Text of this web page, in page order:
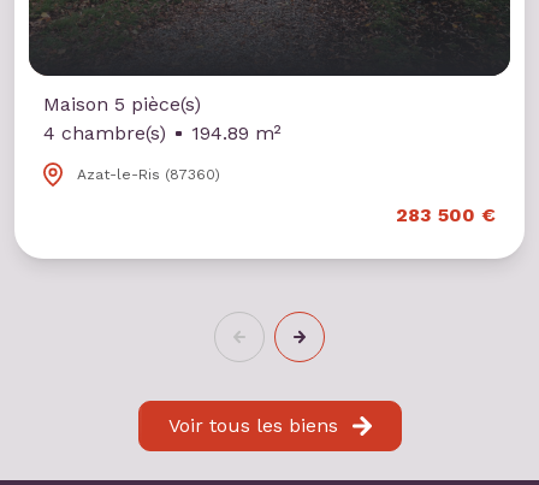
Maison 5 pièce(s)
4 chambre(s)
194.89 m²
Azat-le-Ris (87360)
283 500 €
Voir tous les biens